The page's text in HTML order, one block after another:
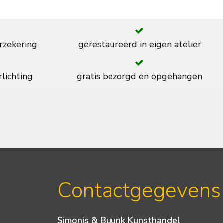
gerestaureerd in eigen atelier
gratis bezorgd en opgehangen
Contactgegevens
Simonis & Buunk Kunsthandel